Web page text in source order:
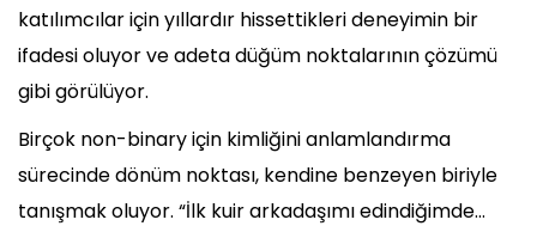
katılımcılar için yıllardır hissettikleri deneyimin bir
ifadesi oluyor ve adeta düğüm noktalarının çözümü
gibi görülüyor.
Birçok non-binary için kimliğini anlamlandırma
sürecinde dönüm noktası, kendine benzeyen biriyle
tanışmak oluyor. “İlk kuir arkadaşımı edindiğimde...